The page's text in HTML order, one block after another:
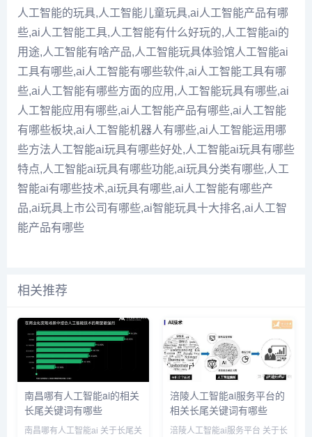
人工智能的玩具,人工智能儿童玩具,ai人工智能产品有哪
些,ai人工智能工具,人工智能有什么好玩的,人工智能ai的
用途,人工智能有啥产品,人工智能玩具体验馆人工智能ai
工具有哪些,ai人工智能有哪些软件,ai人工智能工具有哪
些,ai人工智能有哪些方面的应用,人工智能玩具有哪些,ai
人工智能应用有哪些,ai人工智能产品有哪些,ai人工智能
有哪些板块,ai人工智能机器人有哪些,ai人工智能运用哪
些方法人工智能ai玩具有哪些好处,人工智能ai玩具有哪些
特点,人工智能ai玩具有哪些功能,ai玩具分类有哪些,人工
智能ai有哪些技术,ai玩具有哪些,ai人工智能有哪些产
品,ai玩具上市公司有哪些,ai智能玩具十大排名,ai人工智
能产品有哪些
相关推荐
南昌哪有人工智能ai的相关
长尾关键词有哪些
南昌哪有人工智能ai 关于长尾关
涪陵人工智能ai服务平台的
相关长尾关键词有哪些
涪陵人工智能ai服务平台 关于长